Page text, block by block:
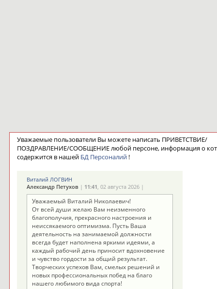
Уважаемые пользователи Вы можете написать ПРИВЕТСТВИЕ/
ПОЗДРАВЛЕНИЕ/СООБЩЕНИЕ любой персоне, информация о
содержится в нашей БД Персоналий!
Виталий ЛОГВИН
Александр Петухов| 11:41, 02 августа 2026 |
Уважаемый Виталий Николаевич!
От всей души желаю Вам неизменного
благополучия, прекрасного настроения и
неиссякаемого оптимизма. Пусть Ваша
деятельность на занимаемой должности
всегда будет наполнена яркими идеями, а
каждый рабочий день приносит вдохновение
и чувство гордости за общий результат.
Творческих успехов Вам, смелых решений и
новых профессиональных побед на благо
нашего любимого вида спорта!